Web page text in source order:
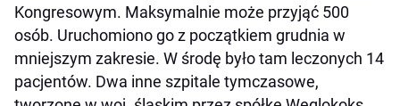
Kongresowym. Maksymalnie może przyjąć 500
osób. Uruchomiono go z początkiem grudnia w
mniejszym zakresie. W środę było tam leczonych 14
pacjentów. Dwa inne szpitale tymczasowe,